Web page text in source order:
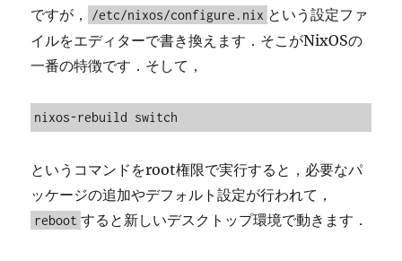
ですが，
/etc/nixos/configure.nix という設定ファ
イルをエディターで書き換えます．そこがNixOSの
一番の特徴です．そして，
nixos-rebuild switch
というコマンドをroot権限で実行すると，必要なパ
ッケージの追加やデフォルト設定が行われて，
reboot すると新しいデスクトップ環境で動きます．